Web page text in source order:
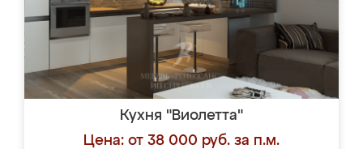
Кухня "Виолетта"
Цена: от 38 000 руб. за п.м.